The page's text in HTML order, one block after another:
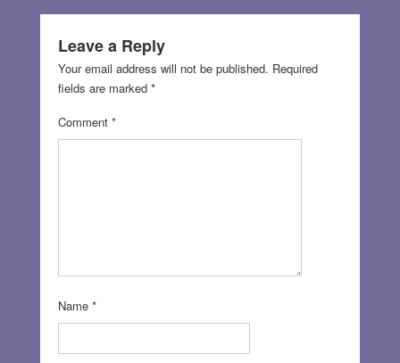
Leave a Reply
Your email address will not be published. Required
fields are marked *
Comment *
Name *